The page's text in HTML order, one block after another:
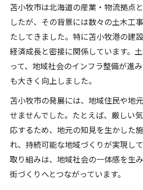
世界初の掘込港湾誕生に迫る歴
世界初の掘込港湾実現を支
掘込港湾建設に挑戦した土
技術革新が可能にした港湾
土木工学が導いた新しい港
世界的にも評価された土木
苫小牧港が導いた産業構造の変
土木工事が変えた苫小牧港
港湾の整備がもたらした産
苫小牧港が担った土木的役
物流拠点として発展した背
苫小牧市は北海道の産業・物流拠点
したが、その背景には数々の土木工
たしてきました。特に苫小牧港の建
経済成長と密接に関係しています。
って、地域社会のインフラ整備が進
も大きく向上しました。
苫小牧市の発展には、地域住民や地
せませんでした。たとえば、厳しい
応するため、地元の知見を生かした
れ、持続可能な地域づくりが実現し
取り組みは、地域社会の一体感を生
街づくりへとつながっています。